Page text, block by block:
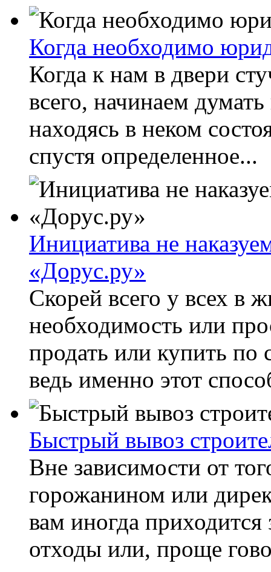
Когда необходимо
Когда к нам в двери
всего, начинаем
находясь в неком
спустя определенное...
Инициатива не
«Дорус.ру»
Скорей всего у всех в
необходимость или
продать или купить по
ведь именно этот
Быстрый вывоз
Вне зависимости от
горожанином или
вам иногда приходится
отходы или, проще